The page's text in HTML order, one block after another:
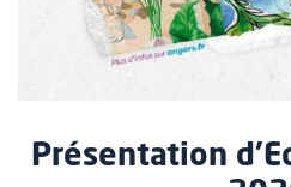
Présentation